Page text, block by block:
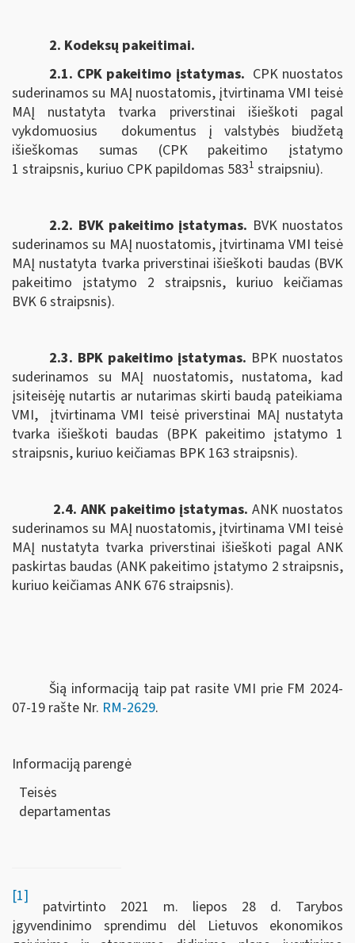
2. Kodeksų pakeitimai.
2.1. CPK pakeitimo įstatymas. CPK nuostatos
suderinamos su MAĮ nuostatomis, įtvirtinama VMI teisė
MAĮ nustatyta tvarka priverstinai išieškoti pagal
vykdomuosius dokumentus į valstybės biudžetą
išieškomas sumas (CPK pakeitimo įstatymo
1 straipsnis, kuriuo CPK papildomas 5831 straipsniu).
2.2. BVK pakeitimo įstatymas. BVK nuostatos
suderinamos su MAĮ nuostatomis, įtvirtinama VMI teisė
MAĮ nustatyta tvarka priverstinai išieškoti baudas (BVK
pakeitimo įstatymo 2 straipsnis, kuriuo keičiamas
BVK 6 straipsnis).
2.3. BPK pakeitimo įstatymas. BPK nuostatos
suderinamos su MAĮ nuostatomis, nustatoma, kad
įsiteisėję nutartis ar nutarimas skirti baudą pateikiama
VMI,
įtvirtinama VMI teisė priverstinai MAĮ nustatyta
tvarka išieškoti baudas (BPK pakeitimo įstatymo 1
straipsnis, kuriuo keičiamas BPK 163 straipsnis).
2.4. ANK pakeitimo įstatymas. ANK nuostatos
suderinamos su MAĮ nuostatomis, įtvirtinama VMI teisė
MAĮ nustatyta tvarka priverstinai išieškoti pagal ANK
paskirtas baudas (ANK pakeitimo įstatymo 2 straipsnis,
kuriuo keičiamas ANK 676 straipsnis).
Šią informaciją taip pat rasite VMI prie FM 2024-
07-19 rašte Nr. RM-2629.
Informaciją parengė
Teisės
[1]
patvirtinto 2021 m. liepos 28 d. Tarybos
įgyvendinimo sprendimu dėl Lietuvos ekonomikos